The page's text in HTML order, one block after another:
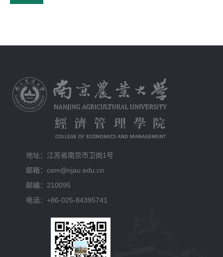
地址：江苏省南京市卫岗1号
邮箱：cem@njau.edu.cn
邮编：210095
电话：+86-025-84395741